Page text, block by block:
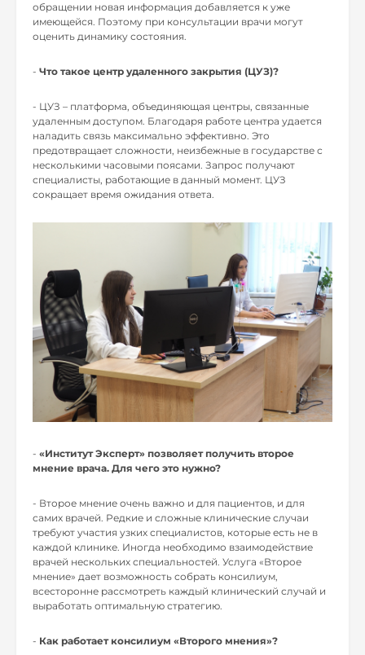
обращении новая информация добавляется к уже
имеющейся. Поэтому при консультации врачи могут
оценить динамику состояния.
- Что такое центр удаленного закрытия (ЦУЗ)?
- ЦУЗ – платформа, объединяющая центры, связанные
удаленным доступом. Благодаря работе центра удается
наладить связь максимально эффективно. Это
предотвращает сложности, неизбежные в государстве с
несколькими часовыми поясами. Запрос получают
специалисты, работающие в данный момент. ЦУЗ
сокращает время ожидания ответа.
- «Институт Эксперт» позволяет получить второе
мнение врача. Для чего это нужно?
- Второе мнение очень важно и для пациентов, и для
самих врачей. Редкие и сложные клинические случаи
требуют участия узких специалистов, которые есть не в
каждой клинике. Иногда необходимо взаимодействие
врачей нескольких специальностей. Услуга «Второе
мнение» дает возможность собрать консилиум,
всесторонне рассмотреть каждый клинический случай и
выработать оптимальную стратегию.
- Как работает консилиум «Второго мнения»?